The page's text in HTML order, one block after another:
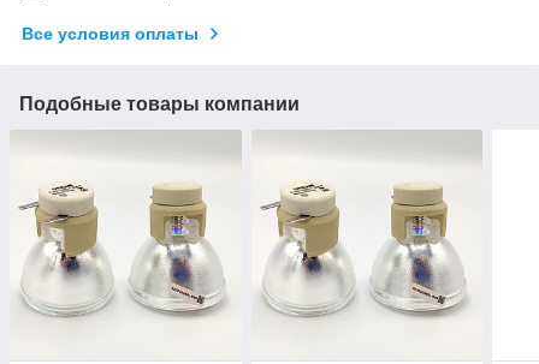
Все условия оплаты
Подобные товары компании